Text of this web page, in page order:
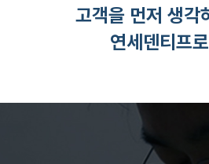
고객을 먼저 생각
연세덴티프